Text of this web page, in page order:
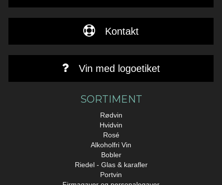
Kontakt
Vin med logoetiket
SORTIMENT
Rødvin
Hvidvin
Rosé
Alkoholfri Vin
Bobler
Riedel - Glas & karafler
Portvin